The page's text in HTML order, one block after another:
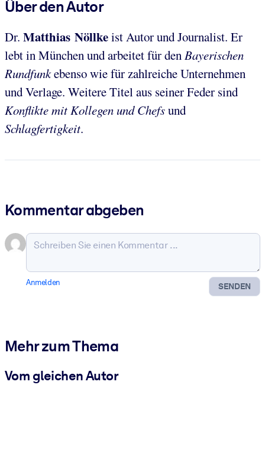
Über den Autor
Dr. Matthias Nöllkeist Autor und Journalist. Er
lebt in München und arbeitet für denBayerischen
Rundfunkebenso wie für zahlreiche Unternehmen
und Verlage. Weitere Titel aus seiner Feder sind
Konflikte mit Kollegen und Chefsund
Schlagfertigkeit.
Kommentar abgeben
SENDEN
Anmelden
Mehr zum Thema
Vom gleichen Autor